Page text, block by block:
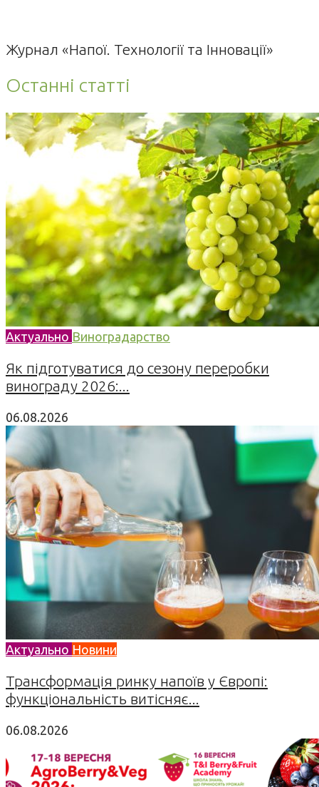
Журнал «Напої. Технології та Інновації»
Останні статті
Актуально Виноградарство
Як підготуватися до сезону переробки
винограду 2026:...
06.08.2026
Актуально Новини
Трансформація ринку напоїв у Європі:
функціональність витісняє...
06.08.2026